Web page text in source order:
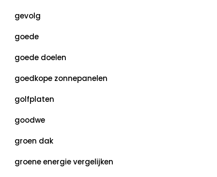
gevolg
goede
goede doelen
goedkope zonnepanelen
golfplaten
goodwe
groen dak
groene energie vergelijken